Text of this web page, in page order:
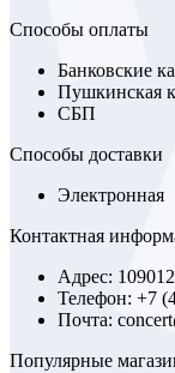
Способы оплаты
Банковские
Пушкинская
СБП
Способы доставки
Электронная
Контактная
Адрес:
Телефон: +7
Почта:
Популярные